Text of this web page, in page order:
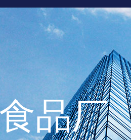
品厂